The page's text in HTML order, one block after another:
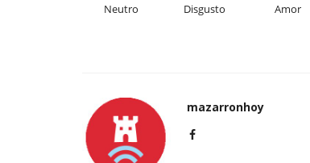
Neutro Disgusto Amor
mazarronhoy